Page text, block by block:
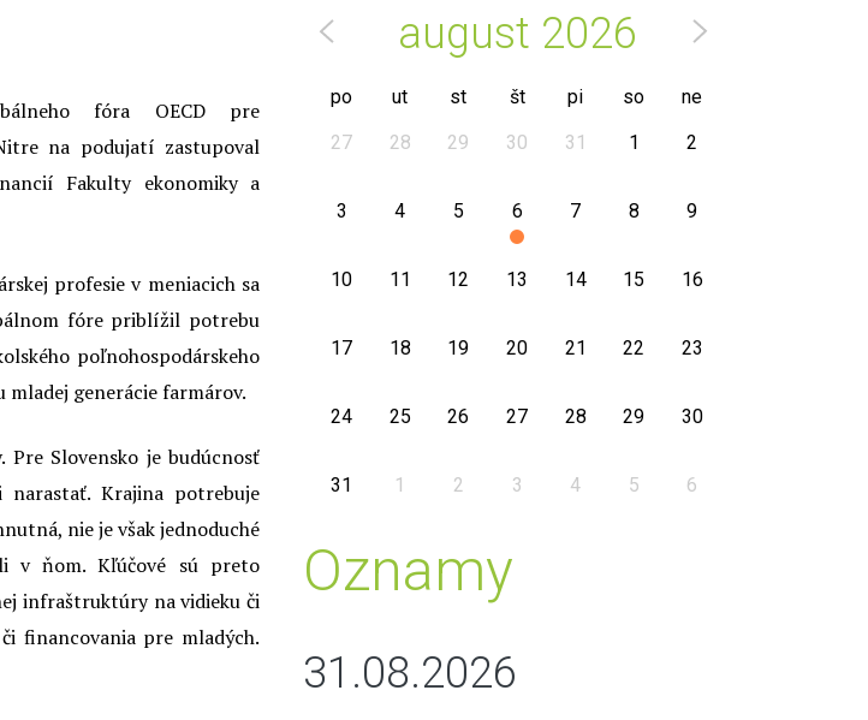
fóra OECD pre
na podujatí zastupoval
Fakulty ekonomiky a
profesie v meniacich sa
fóre priblížil potrebu
poľnohospodárskeho
generácie farmárov.
Slovensko je budúcnosť
Krajina potrebuje
nie je však jednoduché
v ňom. Kľúčové sú preto
infraštruktúry na vidieku či
financovania pre mladých.
august 2026
po ut st št pi so
ne
27
28 29 30 31 1 2
3 4 5 6 7 8 9
10 11 12 13 14 15 16
17 18 19 20 21 22 23
24 25 26 27 28 29 30
31 1 2 3 4 5 6
Oznamy
31.08.2026